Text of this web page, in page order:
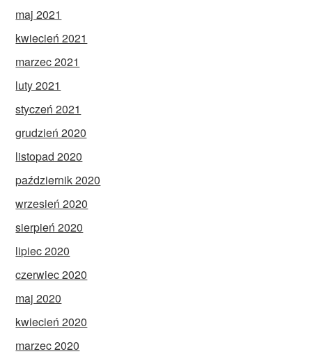
maj 2021
kwiecień 2021
marzec 2021
luty 2021
styczeń 2021
grudzień 2020
listopad 2020
październik 2020
wrzesień 2020
sierpień 2020
lipiec 2020
czerwiec 2020
maj 2020
kwiecień 2020
marzec 2020